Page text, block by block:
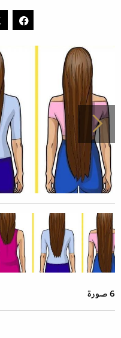
6 صورة